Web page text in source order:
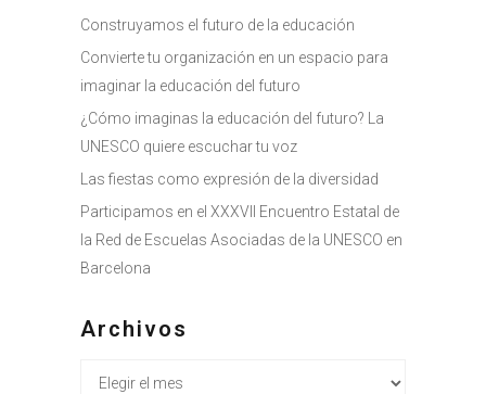
Construyamos el futuro de la educación
Convierte tu organización en un espacio para
imaginar la educación del futuro
¿Cómo imaginas la educación del futuro? La
UNESCO quiere escuchar tu voz
Las fiestas como expresión de la diversidad
Participamos en el XXXVII Encuentro Estatal de
la Red de Escuelas Asociadas de la UNESCO en
Barcelona
Archivos
Archivos